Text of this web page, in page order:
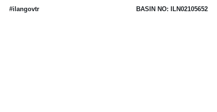
#ilangovtr BASIN NO: ILN02105652